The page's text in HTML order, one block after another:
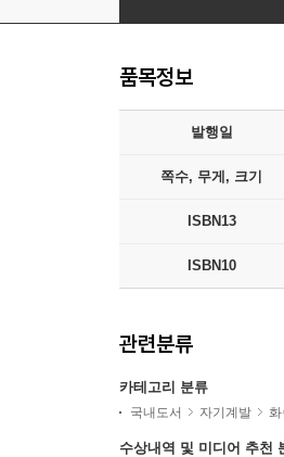
품목정보
발행일
쪽수, 무게, 크기
ISBN13
ISBN10
관련분류
카테고리 분류
국내도서 자기계발 화
수상내역 및 미디어 추천